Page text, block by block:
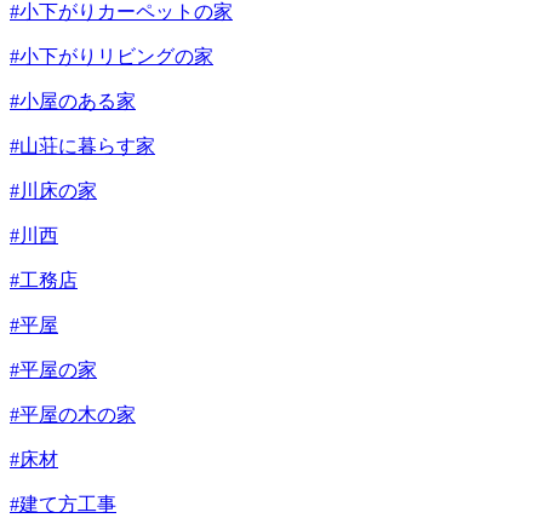
#小下がりカーペットの家
#小下がりリビングの家
#小屋のある家
#山荘に暮らす家
#川床の家
#川西
#工務店
#平屋
#平屋の家
#平屋の木の家
#床材
#建て方工事